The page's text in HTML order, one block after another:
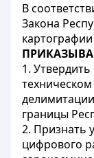
В
Закона
1.
границы
2. Признать
цифрового